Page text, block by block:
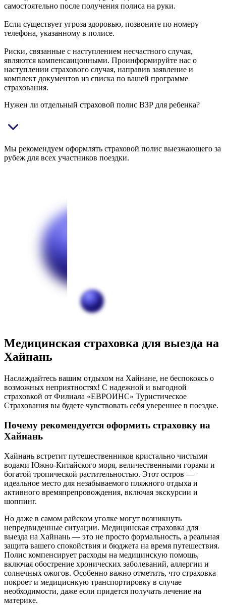
самостоятельно после получения полиса на руки.
Если существует угроза здоровью, позвоните по номеру
телефона, указанному в полисе.
Риски, связанные с наступлением несчастного случая,
являются компенсаицонными. Проинформируйте нас о
наступлении страхового случая, направив заявление и
комплект документов из списка по вашей программе
страхования.
Нужен ли отдельный страховой полис ВЗР для ребенка?
Мы рекомендуем оформлять страховой полис выезжающего за
рубеж для всех участников поездки.
Медицинская страховка для выезда на
Хайнань
Наслаждайтесь вашим отдыхом на Хайнане, не беспокоясь о
возможных неприятностях! С надежной и выгодной
страховкой от Филиала «ЕВРОИНС» Туристическое
Страхования вы будете чувствовать себя увереннее в поездке.
Почему рекомендуется оформить страховку на
Хайнань
Хайнань встретит путешественников кристально чистыми
водами Южно-Китайского моря, величественными горами и
богатой тропической растительностью. Этот остров —
идеальное место для незабываемого пляжного отдыха и
активного времяпрепровождения, включая экскурсии и
шоппинг.
Но даже в самом райском уголке могут возникнуть
непредвиденные ситуации. Медицинская страховка для
выезда на Хайнань — это не просто формальность, а реальная
защита вашего спокойствия и бюджета на время путешествия.
Полис компенсирует расходы на медицинскую помощь,
включая обострение хронических заболеваний, аллергии и
солнечных ожогов. Особенно важно отметить, что страховка
покроет и медициснкую транспортировку в случае
необходимости, даже если придется получать лечение на
материке.